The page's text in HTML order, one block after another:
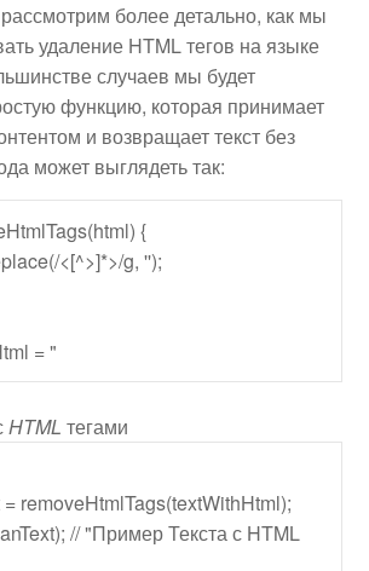
более детально, как мы
удаление HTML тегов на языке
случаев мы будет
функцию, которая принимает
и возвращает текст без
может выглядеть так:
{
= "
HTML тегами
removeHtmlTags(textWithHtml);
// "Пример Текста с HTML